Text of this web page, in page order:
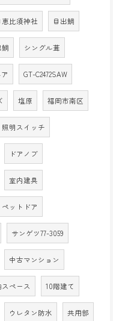
比須神社 目出鯛
シングル葺
GT-C2472SAW
塩原 福岡市南区
照明スイッチ
ドアノブ
室内建具
ペットドア
サンゲツ77-3059
中古マンション
ペース 10階建て
ウレタン防水 共用部